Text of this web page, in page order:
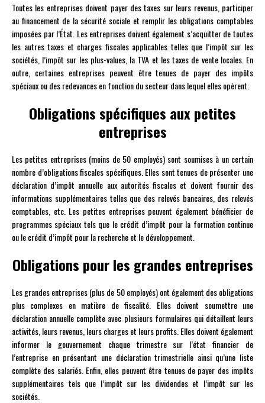
Toutes les entreprises doivent payer des taxes sur leurs revenus, participer
au financement de la sécurité sociale et remplir les obligations comptables
imposées par l’État. Les entreprises doivent également s’acquitter de toutes
les autres taxes et charges fiscales applicables telles que l’impôt sur les
sociétés, l’impôt sur les plus-values, la TVA et les taxes de vente locales. En
outre, certaines entreprises peuvent être tenues de payer des impôts
spéciaux ou des redevances en fonction du secteur dans lequel elles opèrent.
Obligations spécifiques aux petites
entreprises
Les petites entreprises (moins de 50 employés) sont soumises à un certain
nombre d’obligations fiscales spécifiques. Elles sont tenues de présenter une
déclaration d’impôt annuelle aux autorités fiscales et doivent fournir des
informations supplémentaires telles que des relevés bancaires, des relevés
comptables, etc. Les petites entreprises peuvent également bénéficier de
programmes spéciaux tels que le crédit d’impôt pour la formation continue
ou le crédit d’impôt pour la recherche et le développement.
Obligations pour les grandes entreprises
Les grandes entreprises (plus de 50 employés) ont également des obligations
plus complexes en matière de fiscalité. Elles doivent soumettre une
déclaration annuelle complète avec plusieurs formulaires qui détaillent leurs
activités, leurs revenus, leurs charges et leurs profits. Elles doivent également
informer le gouvernement chaque trimestre sur l’état financier de
l’entreprise en présentant une déclaration trimestrielle ainsi qu’une liste
complète des salariés. Enfin, elles peuvent être tenues de payer des impôts
supplémentaires tels que l’impôt sur les dividendes et l’impôt sur les
sociétés.